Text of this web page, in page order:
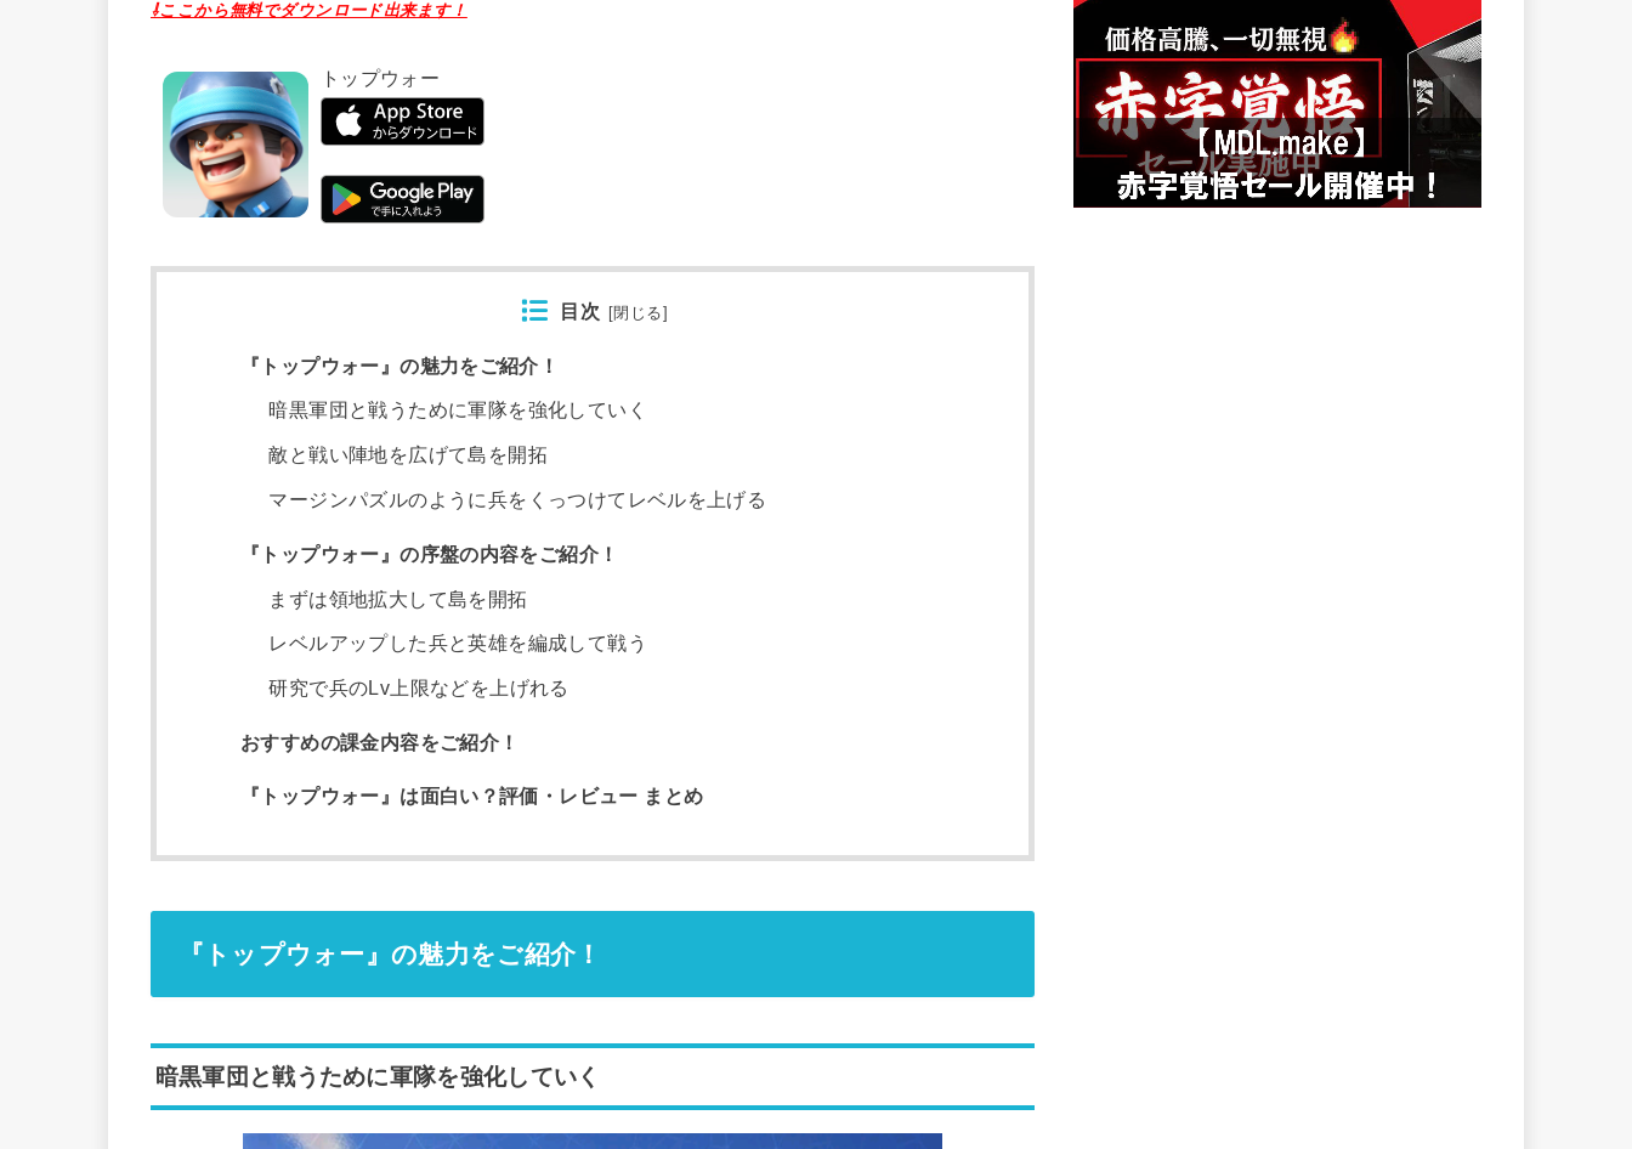
⇩ここから無料でダウンロード出来ます！
トップウォー
目次 閉じる
『トップウォー』の魅力をご紹介！
暗黒軍団と戦うために軍隊を強化していく
敵と戦い陣地を広げて島を開拓
マージンパズルのように兵をくっつけてレベルを上げる
『トップウォー』の序盤の内容をご紹介！
まずは領地拡大して島を開拓
レベルアップした兵と英雄を編成して戦う
研究で兵のLv上限などを上げれる
おすすめの課金内容をご紹介！
『トップウォー』は面白い？評価・レビュー まとめ
『トップウォー』の魅力をご紹介！
暗黒軍団と戦うために軍隊を強化していく